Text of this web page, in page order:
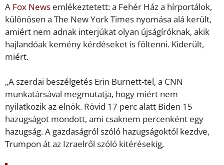
A Fox News emlékeztetett: a Fehér Ház a hírportálok,
különösen a The New York Times nyomása alá került,
amiért nem adnak interjúkat olyan újságíróknak, akik
hajlandóak kemény kérdéseket is föltenni. Kiderült,
miért.
„A szerdai beszélgetés Erin Burnett-tel, a CNN
munkatársával megmutatja, hogy miért nem
nyilatkozik az elnök. Rövid 17 perc alatt Biden 15
hazugságot mondott, ami csaknem percenként egy
hazugság. A gazdaságról szóló hazugságoktól kezdve,
Trumpon át az Izraelről szóló kitérésekig,